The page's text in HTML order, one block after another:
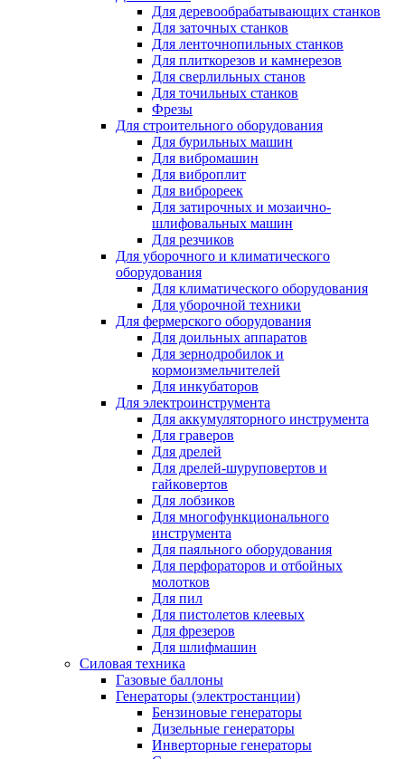
Для деревообрабатывающих станков
Для заточных станков
Для ленточнопильных станков
Для плиткорезов и камнерезов
Для сверлильных станов
Для точильных станков
Фрезы
Для строительного оборудования
Для бурильных машин
Для вибромашин
Для виброплит
Для виброреек
Для затирочных и мозаично-
шлифовальных машин
Для резчиков
Для уборочного и климатического
оборудования
Для климатического оборудования
Для уборочной техники
Для фермерского оборудования
Для доильных аппаратов
Для зернодробилок и
кормоизмельчителей
Для инкубаторов
Для электроинструмента
Для аккумуляторного инструмента
Для граверов
Для дрелей
Для дрелей-шуруповертов и
гайковертов
Для лобзиков
Для многофункционального
инструмента
Для паяльного оборудования
Для перфораторов и отбойных
молотков
Для пил
Для пистолетов клеевых
Для фрезеров
Для шлифмашин
Силовая техника
Газовые баллоны
Генераторы (электростанции)
Бензиновые генераторы
Дизельные генераторы
Инверторные генераторы